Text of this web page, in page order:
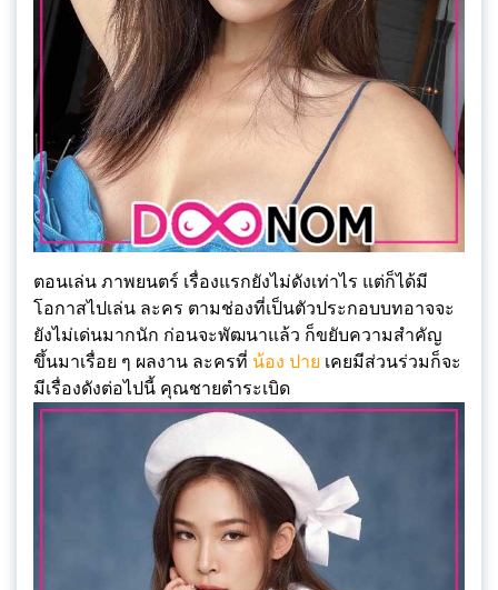
ตอนเล่น ภาพยนตร์ เรื่องแรกยังไม่ดังเท่าไร แต่ก็ได้มี
โอกาสไปเล่น ละคร ตามช่องที่เป็นตัวประกอบบทอาจจะ
ยังไม่เด่นมากนัก ก่อนจะพัฒนาแล้ว ก็ขยับความสำคัญ
ขึ้นมาเรื่อย ๆ ผลงาน ละครที่ น้อง ปาย เคยมีส่วนร่วมก็จะ
มีเรื่องดังต่อไปนี้ คุณชายตำระเบิด